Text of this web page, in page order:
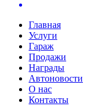
Главная
Услуги
Гараж
Продажи
Награды
Автоновости
О нас
Контакты